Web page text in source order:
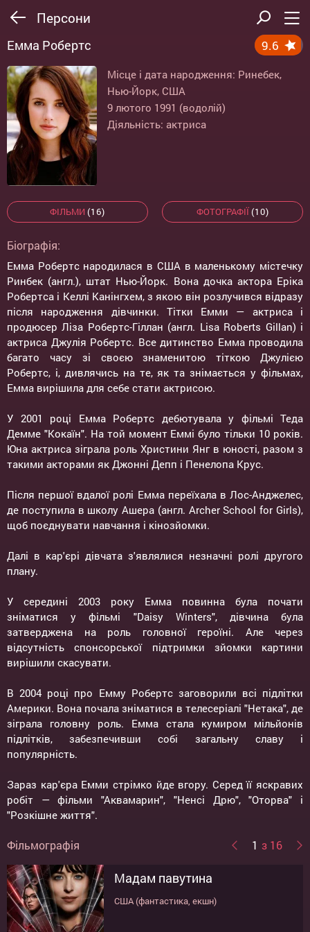
Персони
Емма Робертс 9.6
Місце і дата народження: Ринебек,
Нью-Йорк, США
9 лютого 1991 (водолій)
Діяльність: актриса
ФІЛЬМИ (16) ФОТОГРАФІЇ(10)
Біографія:
Емма Робертс народилася в США в маленькому містечку
Ринбек (англ.), штат Нью-Йорк. Вона дочка актора Еріка
Робертса і Келлі Канінгхем, з якою він розлучився відразу
після народження дівчинки. Тітки Емми — актриса і
продюсер Ліза Робертс-Гіллан (англ. Lisa Roberts Gillan) і
актриса Джулія Робертс. Все дитинство Емма проводила
багато часу зі своєю знаменитою тіткою Джулією
Робертс, і, дивлячись на те, як та знімається у фільмах,
Емма вирішила для себе стати актрисою.
У 2001 році Емма Робертс дебютувала у фільмі Теда
Демме "Кокаїн". На той момент Еммі було тільки 10 років.
Юна актриса зіграла роль Христини Янг в юності, разом з
такими акторами як Джонні Депп і Пенелопа Крус.
Після першої вдалої ролі Емма переїхала в Лос-Анджелес,
де поступила в школу Ашера (англ. Archer School for Girls),
щоб поєднувати навчання і кінозйомки.
Далі в кар'єрі дівчата з'являлися незначні ролі другого
плану.
У середині 2003 року Емма повинна була почати
зніматися у фільмі "Daisy Winters", дівчина була
затверджена на роль головної героїні. Але через
відсутність спонсорської підтримки зйомки картини
вирішили скасувати.
В 2004 році про Емму Робертс заговорили всі підлітки
Америки. Вона почала зніматися в телесеріалі "Нетака", де
зіграла головну роль. Емма стала кумиром мільйонів
підлітків, забезпечивши собі загальну славу і
популярність.
Зараз кар'єра Емми стрімко йде вгору. Серед її яскравих
робіт — фільми "Аквамарин", "Ненсі Дрю", "Оторва" і
"Розкішне життя".
Фільмографія 1 з 16
Мадам павутина
США (фантастика, екшн)
Можливо, так
США (комедія)
Полювання
США (трилер, бойовик, жахи)
Таємниці райських схилів
Іспанія (фентезі)
UglyDolls. Ляльки з
характером
Клуб молодих мільярдерів
США (трилер, драма)
Нерв
США (трилер)
Ешбі
США (драма, комедія, мелодрама)
Ми - Міллери
США (комедія)
Домашня робота
США (мелодрама)
Крик 4
США (трилер, жахи)
4.3.2.1
Великобритания (трилер)
День Святого Валентина
США (комедія)
Готель для собак
США (комедія)
Загублений острів
США (мультфільм)
Аквамарин
США (комедія)